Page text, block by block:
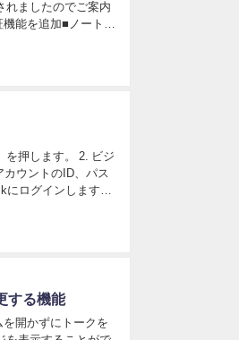
れましたのでご案内
能を追加■ノート機
を押します。 2. ビジ
ウントのID、パス
ログインします。
する機能
を開かずにトークを